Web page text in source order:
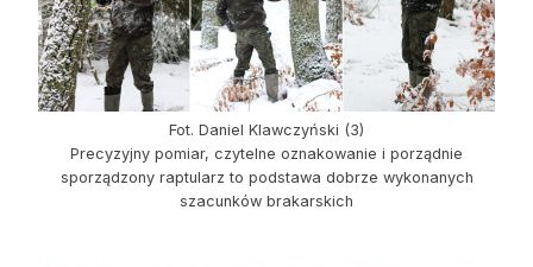
Leśnik na zakupach
Z zagranicy
Edukacja
Lasy prywatne
Fot. Daniel Klawczyński (3)
Precyzyjny pomiar, czytelne oznakowanie i porządnie
sporządzony raptularz to podstawa dobrze wykonanych
szacunków brakarskich